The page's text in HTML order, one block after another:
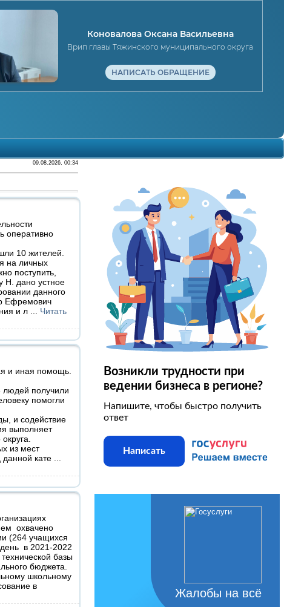
Коновалова Оксана Васильевна
Врип главы Тяжинского муниципального округа
НАПИСАТЬ ОБРАЩЕНИЕ
09.08.2026, 00:34
оперативно
10 жителей.
на личных
поступить,
Н. дано устное
данного
Ефремович
и л
Читать
и иная помощь.
получили
помогли
и содействие
выполняет
из мест
кате
охвачено
(264 учащихся
в 2021-2022
базы
бюджета.
школьному
в
Возникли трудности при
ведении бизнеса в регионе?
Напишите, чтобы быстро получить
ответ
Написать
Жалобы на всё